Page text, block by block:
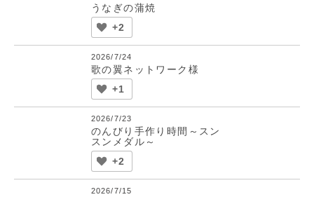
うなぎの蒲焼
+2
2026/7/24
歌の翼ネットワーク様
+1
2026/7/23
のんびり手作り時間～スン
スンメダル～
+2
2026/7/15